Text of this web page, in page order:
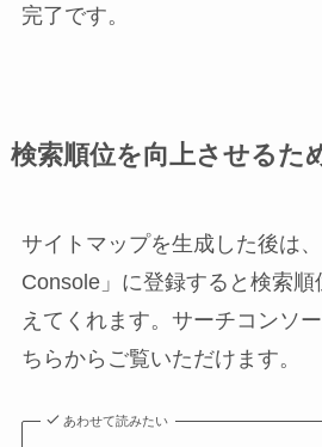
完了です。
検索順位を向上させるた
サイトマップを生成した後は
Console」に登録すると検索
えてくれます。サーチコンソ
ちらからご覧いただけます。
あわせて読みたい